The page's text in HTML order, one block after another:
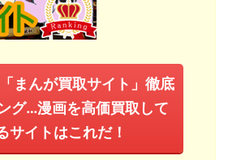
まんが買取サイト」徹底
グ…漫画を高価買取して
サイトはこれだ！